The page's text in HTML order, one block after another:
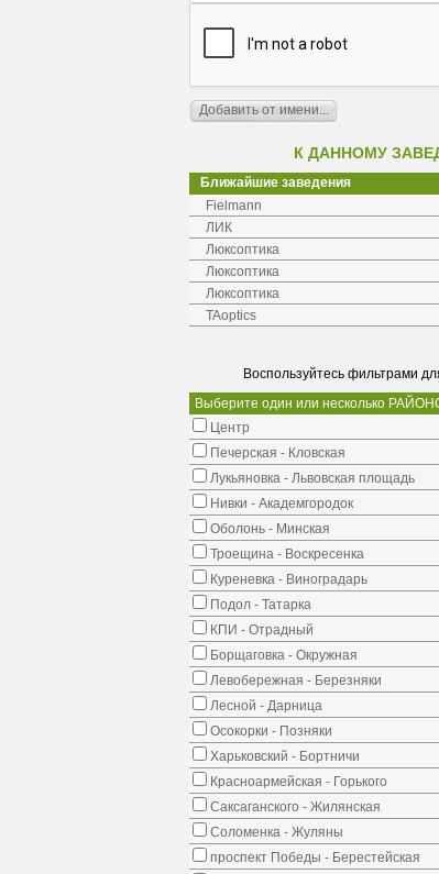
К ДАННОМУ
Ближайшие заведения
Fielmann
ЛИК
Люксоптика
Люксоптика
Люксоптика
TAoptics
Воспользуйтесь фильтрами
Выберите один или несколько
Центр
Печерская - Кловская
Лукьяновка - Львовская площадь
Нивки - Академгородок
Оболонь - Минская
Троещина - Воскресенка
Куреневка - Виноградарь
Подол - Татарка
КПИ - Отрадный
Борщаговка - Окружная
Левобережная - Березняки
Лесной - Дарница
Осокорки - Позняки
Харьковский - Бортничи
Красноармейская - Горького
Саксаганского - Жилянская
Соломенка - Жуляны
проспект Победы - Берестейская